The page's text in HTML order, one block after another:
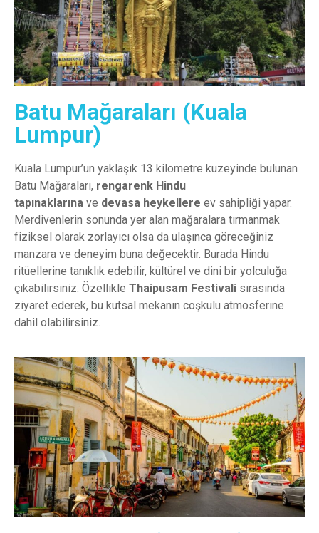
Batu Mağaraları (Kuala
Lumpur)
Kuala Lumpur’un yaklaşık 13 kilometre kuzeyinde bulunan
Batu Mağaraları, rengarenk Hindu
tapınaklarına ve devasa heykellere ev sahipliği yapar.
Merdivenlerin sonunda yer alan mağaralara tırmanmak
fiziksel olarak zorlayıcı olsa da ulaşınca göreceğiniz
manzara ve deneyim buna değecektir. Burada Hindu
ritüellerine tanıklık edebilir, kültürel ve dini bir yolculuğa
çıkabilirsiniz. Özellikle Thaipusam Festivali sırasında
ziyaret ederek, bu kutsal mekanın coşkulu atmosferine
dahil olabilirsiniz.